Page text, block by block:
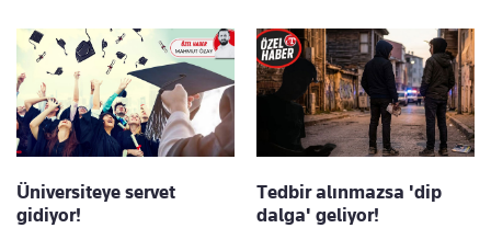
Üniversiteye servet
gidiyor!
Tedbir alınmazsa 'dip
dalga' geliyor!